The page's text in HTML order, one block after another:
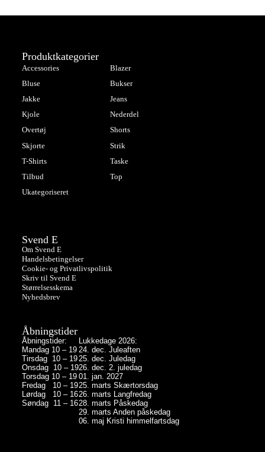
Produktkategorier
Accessories
Blazer
Bluse
Bukser
Jakke
Jeans
Kjole
Nederdel
Overtøj
Shorts
Skjorte
Strik
T-Shirts
Taske
Tilbud
Top
Ukategoriseret
Svend E
Om Svend E
Handelsbetingelser
Cookie- og Privatlivspolitik
Skriv til Svend E
Størrelsesskema
Nyhedsbrev
Åbningstider
Åbningstider:
Mandag 10 – 19
Tirsdag 10 – 19
Onsdag 10 – 19
Torsdag 10 – 19
Fredag 10 – 19
Lørdag 10 – 16
Søndag 11 – 16
Lukkedage 2026:
24. dec. Juleaften
25. dec. Juledag
26. dec. 2. juledag
01. jan. 2027
25. marts Skærtorsdag
26. marts Langfredag
28. marts Påskedag
29. marts Anden påskedag
06. maj Kristi himmelfartsdag